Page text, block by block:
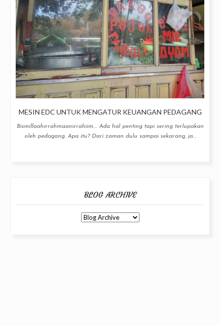
MESIN EDC UNTUK MENGATUR KEUANGAN PEDAGANG
Bismillaahirrahmaanirrahiim.... Ada hal penting tapi sering terlupakan
oleh pedagang. Apa itu? Dari zaman dulu sampai sekarang, ja...
BLOG ARCHIVE